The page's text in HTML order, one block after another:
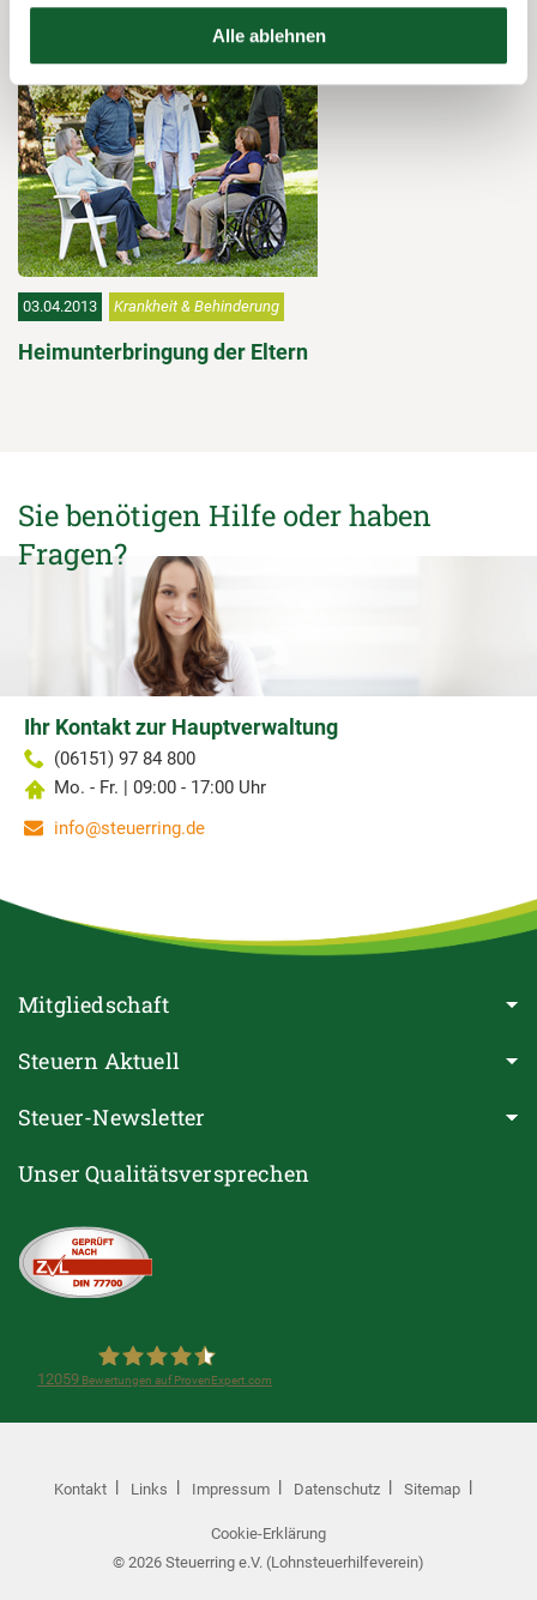
Alle ablehnen
03.04.2013 Krankheit & Behinderung
Heimunterbringung der Eltern
Sie benötigen Hilfe oder haben
Fragen?
Ihr Kontakt zur Hauptverwaltung
(06151) 97 84 800
Mo. - Fr. | 09:00 - 17:00 Uhr
info@steuerring.de
Mitgliedschaft
Steuern Aktuell
Steuer-Newsletter
Unser Qualitätsversprechen
12059 Bewertungen auf ProvenExpert.com
Kontakt Links Impressum Datenschutz Sitemap
Cookie-Erklärung
© 2026 Steuerring e.V. (Lohnsteuerhilfeverein)